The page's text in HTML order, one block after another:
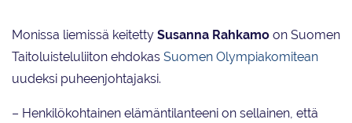
Monissa liemissä keitetty Susanna Rahkamo on Suomen
Taitoluisteluliiton ehdokas Suomen Olympiakomitean
uudeksi puheenjohtajaksi.
– Henkilökohtainen elämäntilanteeni on sellainen, että